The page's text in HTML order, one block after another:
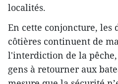
localités.
En cette conjoncture, les
côtières continuent de
l'interdiction de la pêche,
gens à retourner aux